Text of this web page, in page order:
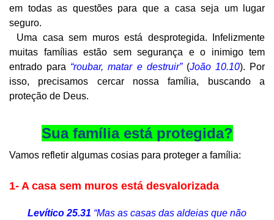
em todas as questões para que a casa seja um lugar
seguro.
Uma casa sem muros está desprotegida. Infelizmente
muitas famílias estão sem segurança e o inimigo tem
entrado para “roubar, matar e destruir” (João 10.10). Por
isso, precisamos cercar nossa família, buscando a
proteção de Deus.
Sua família está protegida?
Vamos refletir algumas cosias para proteger a família:
1- A casa sem muros está desvalorizada
Levítico 25.31 “Mas as casas das aldeias que não